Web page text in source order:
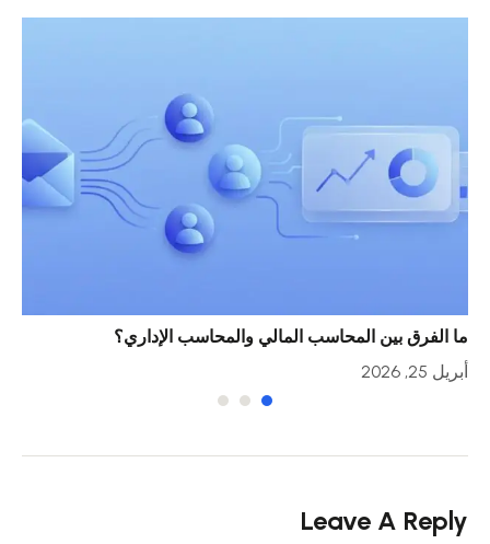
ما الفرق بين المحاسب المالي والمحاسب الإداري؟
أبريل 25, 2026
Leave A Reply